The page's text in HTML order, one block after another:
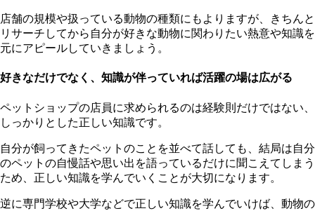
店舗の規模や扱っている動物の種類にもよりますが、きちんと
リサーチしてから自分が好きな動物に関わりたい熱意や知識を
元にアピールしていきましょう。
好きなだけでなく、知識が伴っていれば活躍の場は広がる
ペットショップの店員に求められるのは経験則だけではない、
しっかりとした正しい知識です。
自分が飼ってきたペットのことを並べて話しても、結局は自分
のペットの自慢話や思い出を語っているだけに聞こえてしまう
ため、正しい知識を学んでいくことが大切になります。
逆に専門学校や大学などで正しい知識を学んでいけば、動物の